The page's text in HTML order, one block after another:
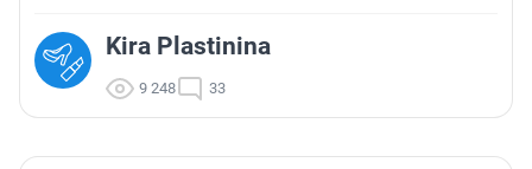
Kira Plastinina
9 248 33